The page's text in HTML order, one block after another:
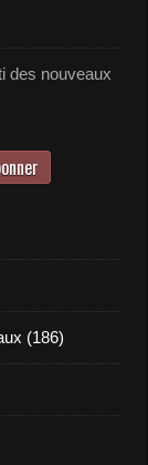
des nouveaux
(186)